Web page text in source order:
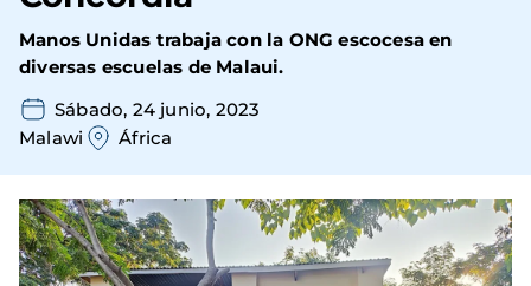
Manos Unidas trabaja con la ONG escocesa en
diversas escuelas de Malaui.
Sábado, 24 junio, 2023
Malawi
África